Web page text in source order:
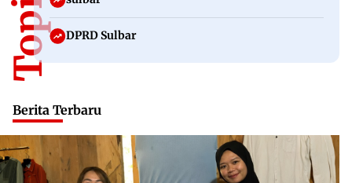
DPRD Sulbar
Berita Terbaru